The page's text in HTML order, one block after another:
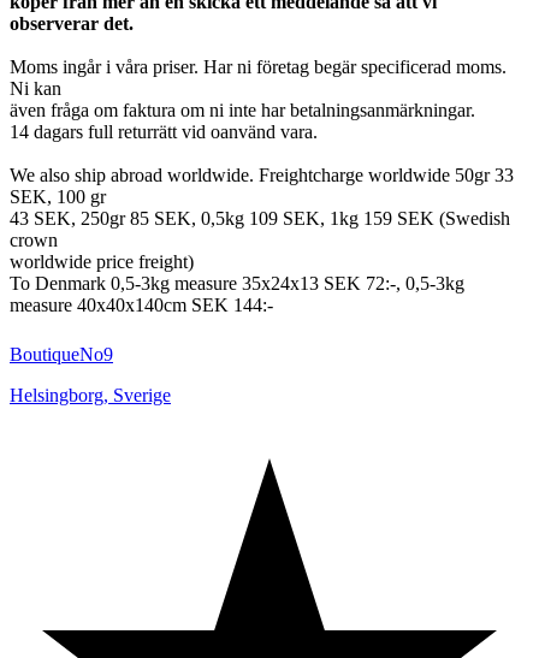
observerar det.
Moms ingår i våra priser. Har ni företag begär specificerad moms.
Ni kan
även fråga om faktura om ni inte har betalningsanmärkningar.
14 dagars full returrätt vid oanvänd vara.
We also ship abroad worldwide. Freightcharge worldwide 50gr 33
SEK, 100 gr
43 SEK, 250gr 85 SEK, 0,5kg 109 SEK, 1kg 159 SEK (Swedish
crown
worldwide price freight)
To Denmark 0,5-3kg measure 35x24x13 SEK 72:-, 0,5-3kg
measure 40x40x140cm SEK 144:-
BoutiqueNo9
Helsingborg, Sverige